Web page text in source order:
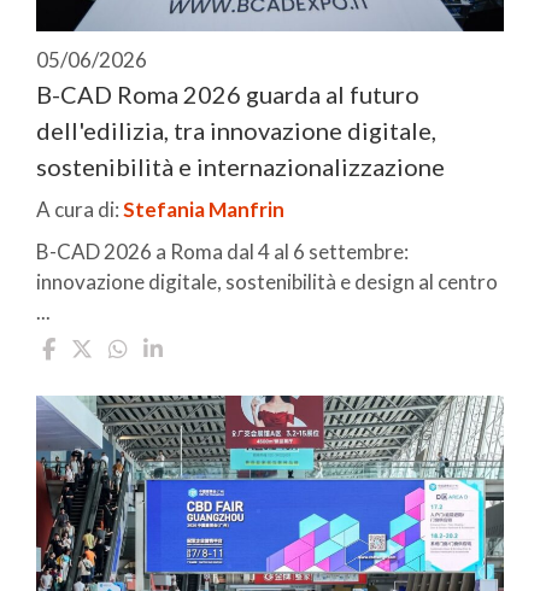
05/06/2026
B-CAD Roma 2026 guarda al futuro
dell'edilizia, tra innovazione digitale,
sostenibilità e internazionalizzazione
A cura di:Stefania Manfrin
B-CAD 2026 a Roma dal 4 al 6 settembre:
innovazione digitale, sostenibilità e design al centro
...